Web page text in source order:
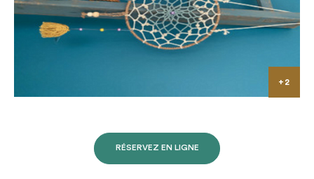
RÉSERVEZ EN LIGNE